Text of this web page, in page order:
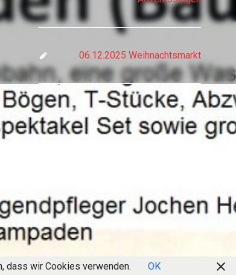
06.12.2025 Weihnachtsmarkt
dass wir Cookies verwenden. OK